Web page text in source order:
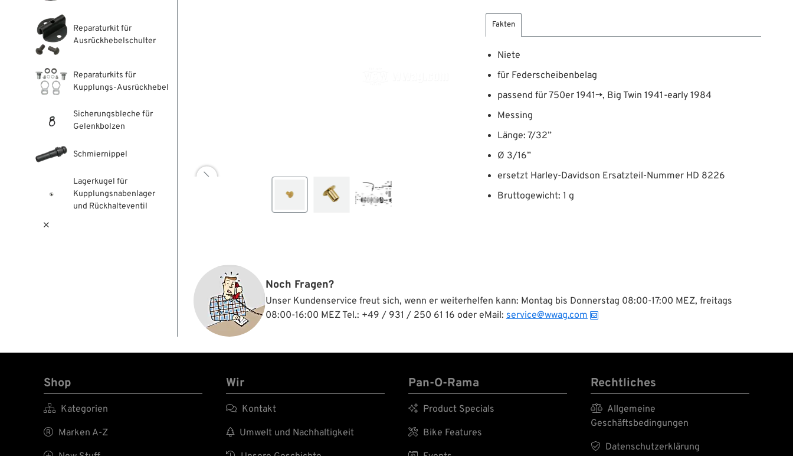
Reparaturkit für
Ausrückhebelschulter
Reparaturkits für
Kupplungs-Ausrückhebel
Sicherungsbleche für
Gelenkbolzen
Schmiernippel
Lagerkugel für
Kupplungsnabenlager
und Rückhalteventil


Fakten
Niete
für Federscheibenbelag
passend für 750er 1941→, Big Twin 1941-early 1984
Messing
Länge: 7/32”
Ø 3/16”
ersetzt Harley-Davidson Ersatzteil-Nummer HD 8226
Bruttogewicht: 1 g
Noch Fragen?
Unser Kundenservice freut sich, wenn er weiterhelfen kann: Montag bis Donnerstag 08:00-17:00 MEZ, freitags
08:00-16:00 MEZ Tel.: +49 / 931 / 250 61 16 oder eMail: service@wwag.com
Shop
 Kategorien
 Marken A-Z
Wir
 Kontakt
 Umwelt und Nachhaltigkeit
Pan-O-Rama
 Product Specials
 Bike Features
Rechtliches
 Allgemeine
Geschäftsbedingungen
 Datenschutzerklärung